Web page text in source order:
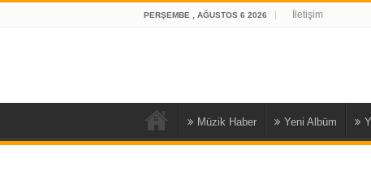
PERŞEMBE , AĞUSTOS 6 2026 İletişim
Müzik Haber Yeni Albüm